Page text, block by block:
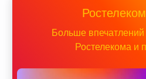
Больше впечатлений
Ростелекома и